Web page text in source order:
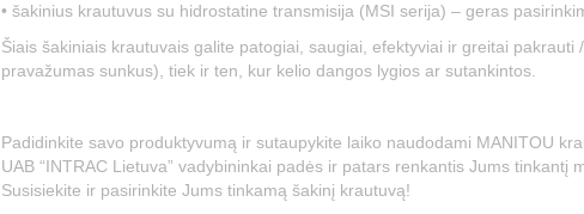
• šakinius krautuvus su hidrostatine transmisija (MSI serija) – geras
Šiais šakiniais krautuvais galite patogiai, saugiai, efektyviai ir greitai
pravažumas sunkus), tiek ir ten, kur kelio dangos lygios ar sutankintos.
Padidinkite savo produktyvumą ir sutaupykite laiko naudodami MANITOU
UAB “INTRAC Lietuva” vadybininkai padės ir patars renkantis Jums tinkantį
Susisiekite ir pasirinkite Jums tinkamą šakinį krautuvą!